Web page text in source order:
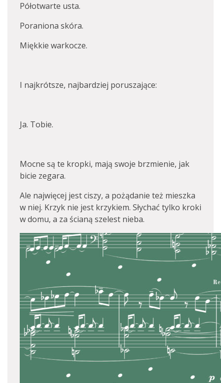
Półotwarte usta.
Poraniona skóra.
Miękkie warkocze.
I najkrótsze, najbardziej poruszające:
Ja. Tobie.
Mocne są te kropki, mają swoje brzmienie, jak
bicie zegara.
Ale najwięcej jest ciszy, a pożądanie też mieszka
w niej. Krzyk nie jest krzykiem. Słychać tylko kroki
w domu, a za ścianą szelest nieba.